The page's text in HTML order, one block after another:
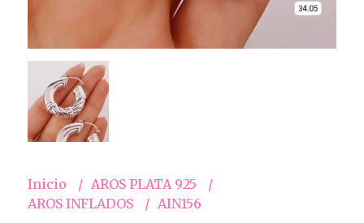
Inicio
AROS PLATA 925
AROS INFLADOS
AIN156